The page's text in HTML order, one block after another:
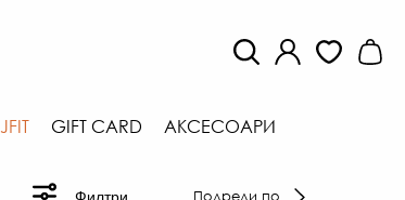
JFIT GIFT CARD АКСЕСОАРИ
Филтри Подреди по